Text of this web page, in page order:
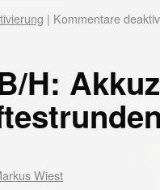
| Kommentare
H:
Wiest